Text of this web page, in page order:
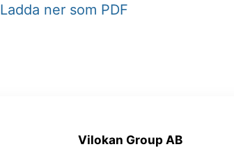
Ladda ner som PDF
Vilokan Group AB